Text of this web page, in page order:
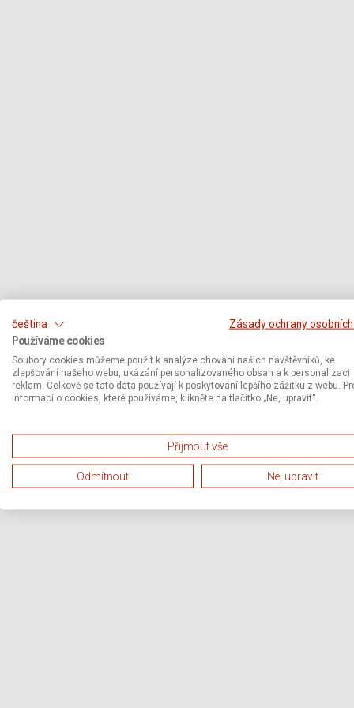
čeština
Zásady ochrany
Používáme cookies
Soubory cookies můžeme použít k analýze chování našich návštěvníků, ke
zlepšování našeho webu, ukázání personalizovaného obsah a k personalizaci
reklam. Celkově se tato data používají k poskytování lepšího zážitku z webu.
informací o cookies, které používáme, klikněte na tlačítko „Ne, upravit“.
Přijmout vše
Odmítnout Ne, upravit